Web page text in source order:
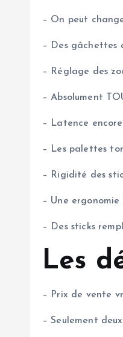
– On peut
– Des gâchettes
– Réglage des
– Absolument
– Latence
– Les palettes
– Rigidité des
– Une
– Des sticks
Les
– Prix de vente
– Seulement